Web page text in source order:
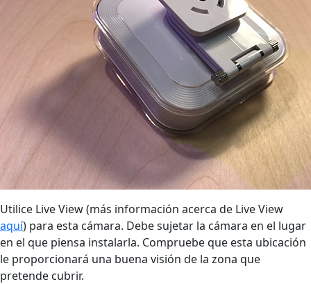
Utilice Live View (más información acerca de Live View
aquí) para esta cámara. Debe sujetar la cámara en el lugar
en el que piensa instalarla. Compruebe que esta ubicación
le proporcionará una buena visión de la zona que
pretende cubrir.